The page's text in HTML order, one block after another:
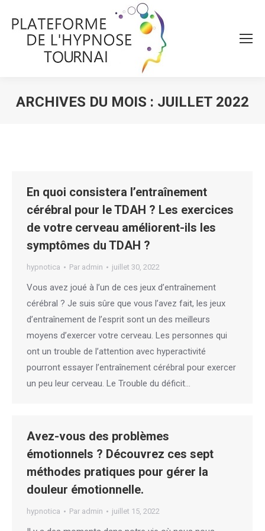
ARCHIVES DU MOIS : JUILLET 2022
En quoi consistera l’entraînement
cérébral pour le TDAH ? Les exercices
de votre cerveau améliorent-ils les
symptômes du TDAH ?
hypnotica Par admin juillet 30, 2022
Vous avez joué à l’un de ces jeux d’entraînement
cérébral ? Je suis sûre que vous l’avez fait, les jeux
d’entraînement de l’esprit sont un des meilleurs
moyens d’exercer votre cerveau. Les personnes qui
ont un trouble de l’attention avec hyperactivité
pourront essayer l’entraînement cérébral pour exercer
un peu leur cerveau. Le Trouble du déficit…
Avez-vous des problèmes
émotionnels ? Découvrez ces sept
méthodes pratiques pour gérer la
douleur émotionnelle.
hypnotica Par admin juillet 15, 2022